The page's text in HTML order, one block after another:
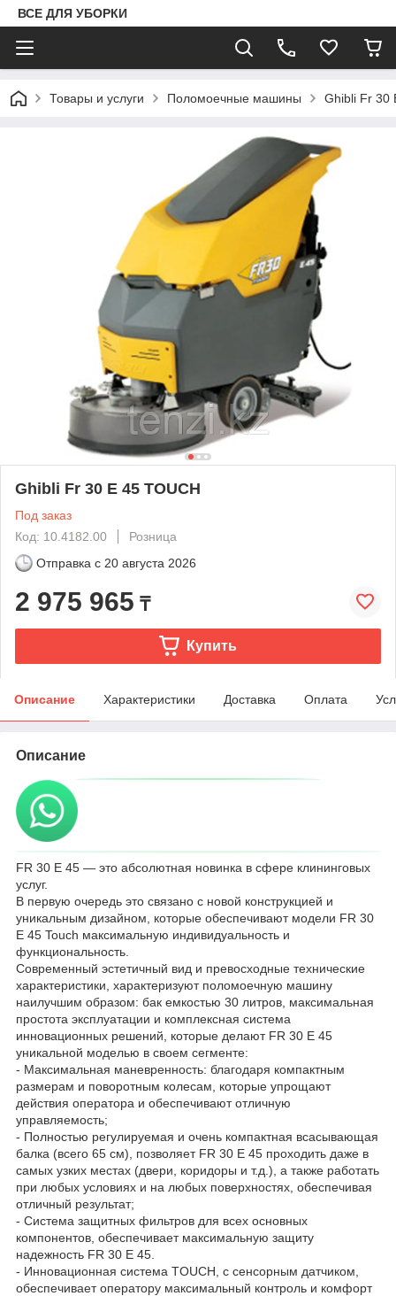
ВСЕ ДЛЯ УБОРКИ
Товары и услуги Поломоечные машины Ghibli Fr 30
Ghibli Fr 30 Е 45 TOUCH
Под заказ
Код: 10.4182.00
Розница
Отправка с 20 августа 2026
2 975 965 ₸
Купить
Описание Характеристики Доставка Оплата
Описание
FR 30 E 45 — это абсолютная новинка в сфере клининговых
услуг.
В первую очередь это связано с новой конструкцией и
уникальным дизайном, которые обеспечивают модели FR 30
E 45 Touch максимальную индивидуальность и
функциональность.
Современный эстетичный вид и превосходные технические
характеристики, характеризуют поломоечную машину
наилучшим образом: бак емкостью 30 литров, максимальная
простота эксплуатации и комплексная система
инновационных решений, которые делают FR 30 E 45
уникальной моделью в своем сегменте:
- Максимальная маневренность: благодаря компактным
размерам и поворотным колесам, которые упрощают
действия оператора и обеспечивают отличную
управляемость;
- Полностью регулируемая и очень компактная всасывающая
балка (всего 65 см), позволяет FR 30 E 45 проходить даже в
самых узких местах (двери, коридоры и т.д.), а также работать
при любых условиях и на любых поверхностях, обеспечивая
отличный результат;
- Система защитных фильтров для всех основных
компонентов, обеспечивает максимальную защиту
надежность FR 30 E 45.
- Инновационная система TOUCH, с сенсорным датчиком,
обеспечивает оператору максимальный контроль и комфорт